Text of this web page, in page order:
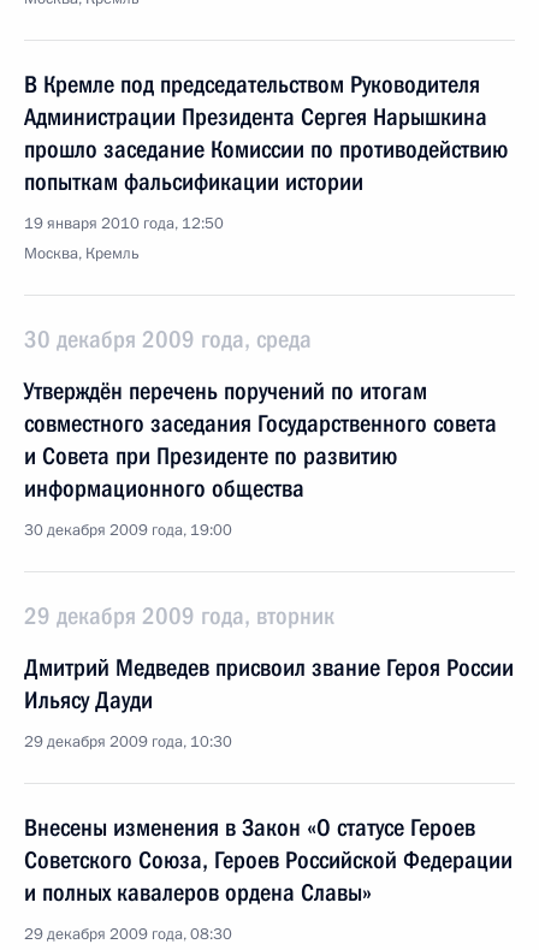
В Кремле под председательством Руководителя
Администрации Президента Сергея Нарышкина
прошло заседание Комиссии по противодействию
попыткам фальсификации истории
19 января 2010 года, 12:50
Москва, Кремль
30 декабря 2009 года, среда
Утверждён перечень поручений по итогам
совместного заседания Государственного совета
и Совета при Президенте по развитию
информационного общества
30 декабря 2009 года, 19:00
29 декабря 2009 года, вторник
Дмитрий Медведев присвоил звание Героя России
Ильясу Дауди
29 декабря 2009 года, 10:30
Внесены изменения в Закон «О статусе Героев
Советского Союза, Героев Российской Федерации
и полных кавалеров ордена Славы»
29 декабря 2009 года, 08:30